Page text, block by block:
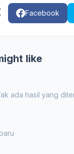
Facebook
like
ada hasil yang